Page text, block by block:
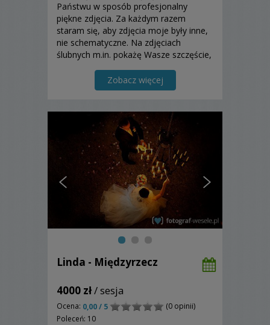
Państwu w sposób profesjonalny
piękne zdjęcia. Za każdym razem
staram się, aby zdjęcia moje były inne,
nie schematyczne. Na zdjęciach
ślubnych m.in. pokażę Wasze szczęście,
Zapraszam do zapoznania się z moją
Zobacz więcej
Linda - Międzyrzecz
4000 zł/ sesja
Ocena: 0,00 / 5
(0 opinii)
Poleceń: 10